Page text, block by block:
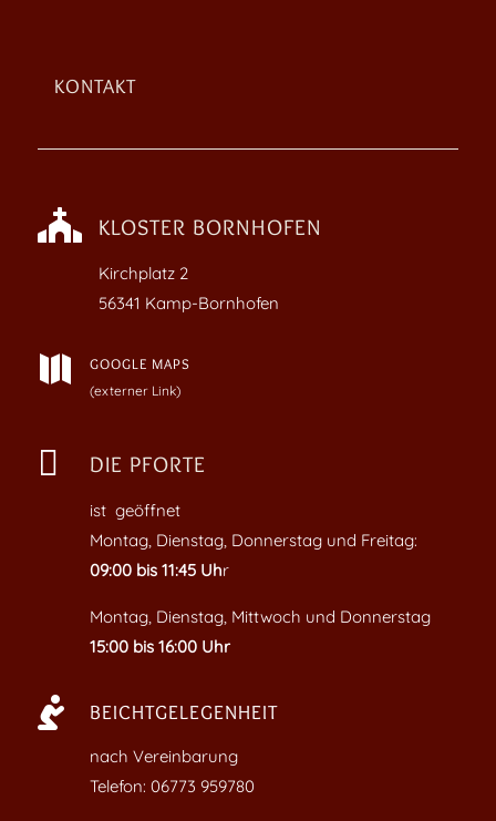
KONTAKT
 KLOSTER BORNHOFEN
Kirchplatz 2
56341 Kamp-Bornhofen
 GOOGLE MAPS
(externer Link)
 DIE PFORTE
ist geöffnet
Montag, Dienstag, Donnerstag und Freitag:
09:00 bis 11:45 Uhr
Montag, Dienstag, Mittwoch und Donnerstag
15:00 bis 16:00 Uhr
 BEICHTGELEGENHEIT
nach Vereinbarung
Telefon: 06773 959780